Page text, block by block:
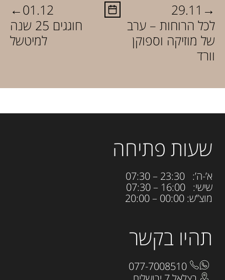
←01.12
חוגגים 25 שנה
למיטשל
29.11 →
לכל הרוחות – ערב
של מוזיקה וספוקן
וורד
תהיו בקשר
שעות פתיחה
א’-ה’: 23:30 – 07:30
שישי: 16:00 – 07:30
מוצ”ש: 00:00 – 20:00